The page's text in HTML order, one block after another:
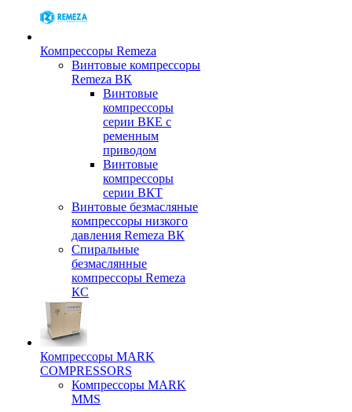
Компрессоры Remeza
Винтовые компрессоры
Remeza ВК
Винтовые
компрессоры
серии ВКЕ с
ременным
приводом
Винтовые
компрессоры
серии ВКТ
Винтовые безмасляные
компрессоры низкого
давления Remeza ВК
Спиральные
безмаслянные
компрессоры Remeza
КС
Компрессоры MARK
COMPRESSORS
Компрессоры MARK
MMS